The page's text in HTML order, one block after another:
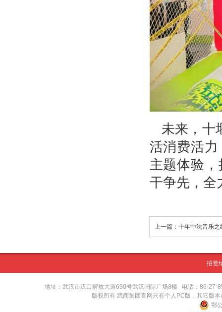
未来，十
活消费活
主题体验
干争先，全
招贤
地址：武汉市汉口解放大道690号武汉国际广场8楼 电话：86-
版权所有 武商集团官网只有个人PC版，其它版
鄂